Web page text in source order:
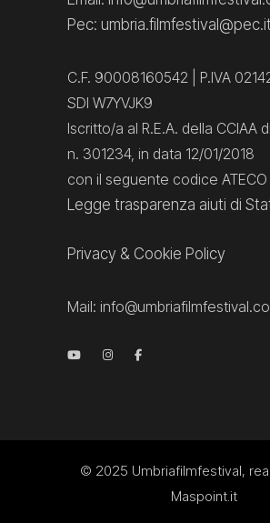
Pec: umbria.filmfestival@pec.it
C.F. 90008160542 | P.IVA
SDI W7YVJK9
Iscritto/a al R.E.A. della CCIAA
n. 301234, in data 12/01/2018
con il seguente codice
Legge trasparenza aiuti di
Privacy & Cookie Policy
Mail:
© 2025 Umbriafilmfestival,
Maspoint.it